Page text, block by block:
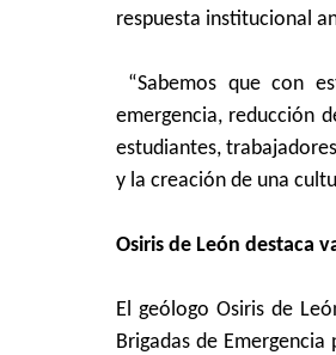
respuesta institucional
“Sabemos que con
emergencia, reducción
estudiantes,
y la creación de una
Osiris de León destaca
El geólogo Osiris de
Brigadas de